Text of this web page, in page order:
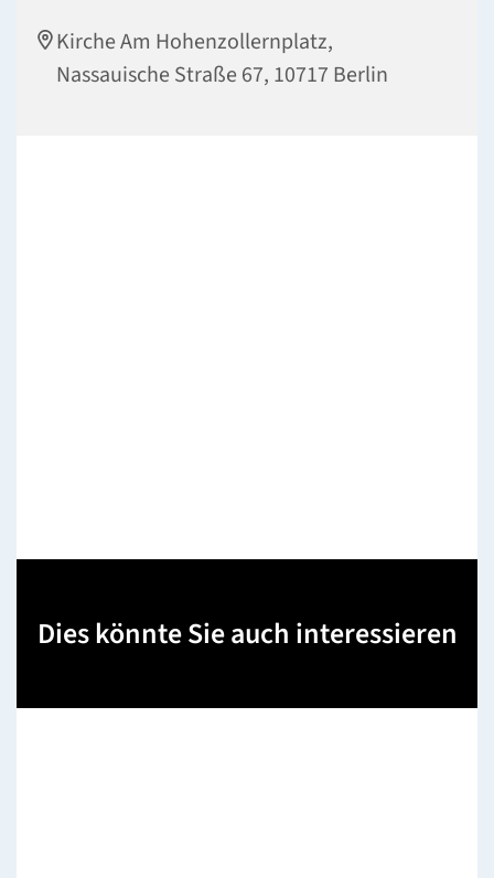
Kirche Am Hohenzollernplatz,
Nassauische Straße 67, 10717 Berlin
Dies könnte Sie auch interessieren